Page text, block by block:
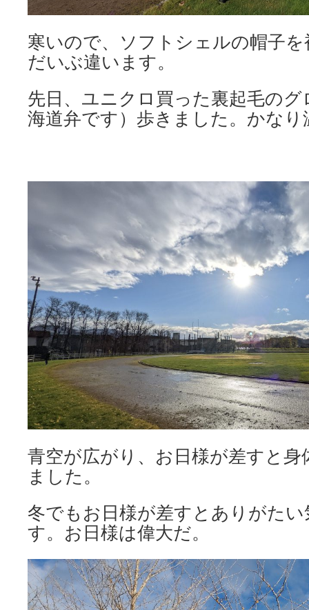
寒いので、ソフトシェルの帽子
だいぶ違います。
先日、ユニクロ買った裏起毛の
海道弁です）歩きました。かなり
青空が広がり、お日様が差すと
ました。
冬でもお日様が差すとありがた
す。お日様は偉大だ。